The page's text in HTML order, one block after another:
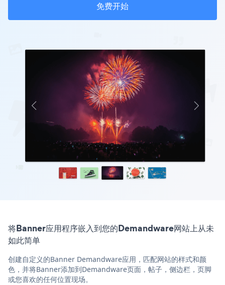
免费开始
将Banner应用程序嵌入到您的Demandware网站上从未
如此简单
创建自定义的Banner Demandware应用，匹配网站的样式和颜
色，并将Banner添加到Demandware页面，帖子，侧边栏，页脚
或您喜欢的任何位置现场。